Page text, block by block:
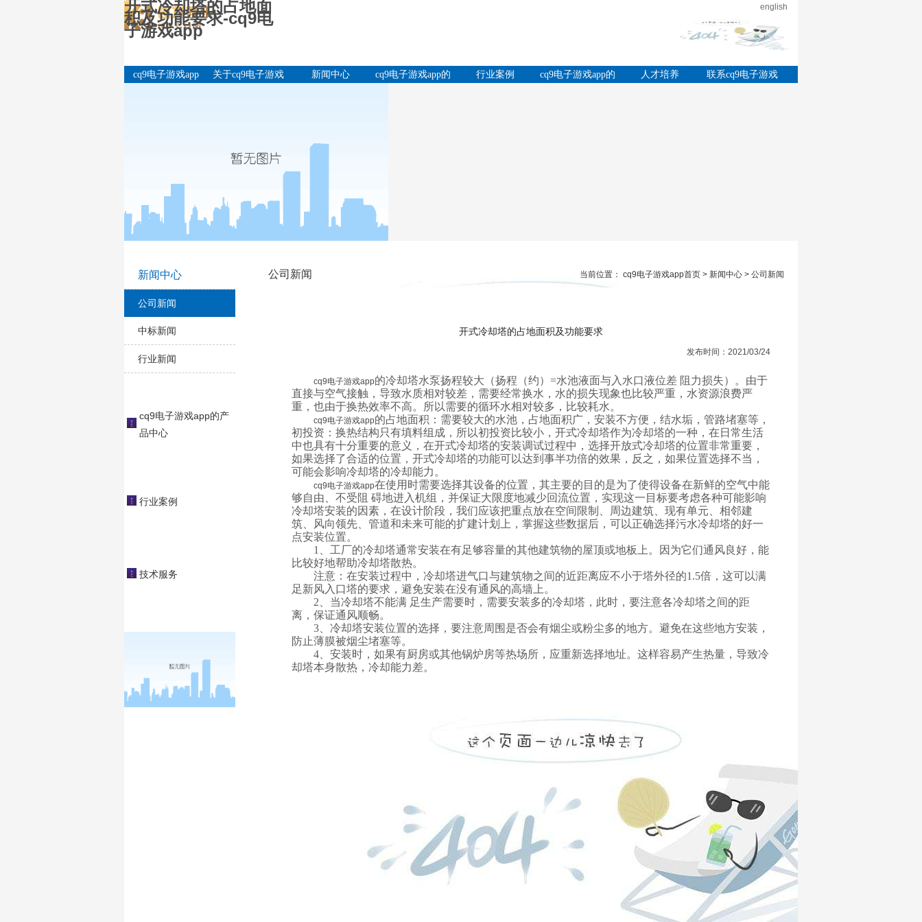
开式冷却塔的占地面
积及功能要求-cq9电
子游戏app
english
cq9电子游戏app
关于cq9电子游戏
新闻中心
cq9电子游戏app的
行业案例
cq9电子游戏app的
人才培养
联系cq9电子游戏
新闻中心
公司新闻
中标新闻
行业新闻
cq9电子游戏app的产
品中心
行业案例
技术服务
公司新闻 当前位置： cq9电子游戏app首页 > 新闻中心 > 公司新闻
开式冷却塔的占地面积及功能要求
发布时间：2021/03/24
cq9电子游戏app的冷却塔水泵扬程较大（扬程（约） =水池液面与入水口液位差 阻力损失）。由于
直接与空气接触，导致水质相对较差，需要经常换水，水的损失现象也比较严重，水资源浪费严
重，也由于换热效率不高。所以需要的循环水相对较多，比较耗水。
cq9电子游戏app的占地面积：需要较大的水池，占地面积广，安装不方便，结水垢，管路堵塞等，
初投资：换热结构只有填料组成，所以初投资比较小，开式冷却塔作为冷却塔的一种，在日常生活
中也具有十分重要的意义，在开式冷却塔的安装调试过程中，选择开放式冷却塔的位置非常重要，
如果选择了合适的位置，开式冷却塔的功能可以达到事半功倍的效果，反之，如果位置选择不当，
可能会影响冷却塔的冷却能力。
cq9电子游戏app在使用时需要选择其设备的位置，其主要的目的是为了使得设备在新鲜的空气中能
够自由、不受阻 碍地进入机组，并保证大限度地减少回流位置，实现这一目标要考虑各种可能影响
冷却塔安装的因素，在设计阶段，我们应该把重点放在空间限制、周边建筑、现有单元、相邻建
筑、风向领先、管道和未来可能的扩建计划上，掌握这些数据后，可以正确选择污水冷却塔的好一
点安装位置。
1、工厂的冷却塔通常安装在有足够容量的其他建筑物的屋顶或地板上。因为它们通风良好，能
比较好地帮助冷却塔散热。
注意：在安装过程中，冷却塔进气口与建筑物之间的近距离应不小于塔外径的1.5倍，这可以满
足新风入口塔的要求，避免安装在没有通风的高墙上。
2、当冷却塔不能满 足生产需要时，需要安装多的冷却塔，此时，要注意各冷却塔之间的距
离，保证通风顺畅。
3、冷却塔安装位置的选择，要注意周围是否会有烟尘或粉尘多的地方。避免在这些地方安装，
防止薄膜被烟尘堵塞等。
4、安装时，如果有厨房或其他锅炉房等热场所，应重新选择地址。这样容易产生热量，导致冷
却塔本身散热，冷却能力差。